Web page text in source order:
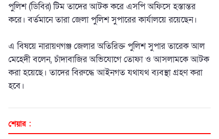
পুলিশ (ডিবির) টিম তাদের আটক করে এসপি অফিসে হস্তান্তর
করে। বর্তমানে তারা জেলা পুলিশ সুপারের কার্যালয়ে রয়েছেন।
এ বিষয়ে নারায়ণগঞ্জ জেলার অতিরিক্ত পুলিশ সুপার তারেক আল
মেহেদী বলেন, চাঁদাবাজির অভিযোগে তোফা ও আসলামকে আটক
করা হয়েছে। তাদের বিরুদ্ধে আইনগত যথাযথ ব্যবস্থা গ্রহণ করা
হবে।
শেয়ার :